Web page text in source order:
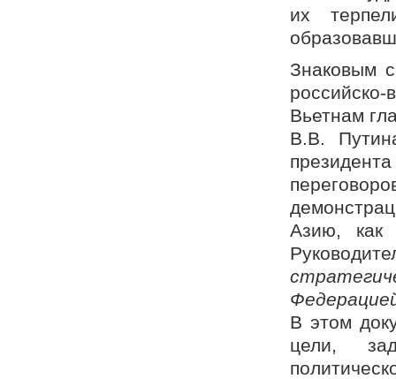
их
Знаковым
Вьетнам
В.В.
Азию, как
В этом
цели,